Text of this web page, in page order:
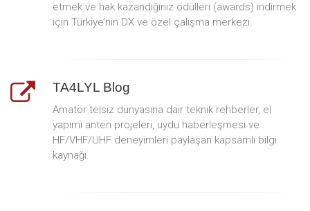
etmek ve hak kazandığınız ödülleri (awards) indirmek
için Türkiye’nin DX ve özel çalışma merkezi.
TA4LYL Blog
Amatör telsiz dünyasına dair teknik rehberler, el
yapımı anten projeleri, uydu haberleşmesi ve
HF/VHF/UHF deneyimleri paylaşan kapsamlı bilgi
kaynağı.